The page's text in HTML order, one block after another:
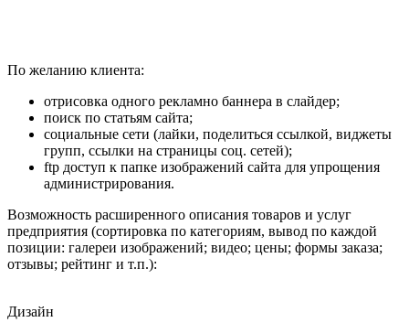
По желанию клиента:
отрисовка одного рекламно баннера в слайдер;
поиск по статьям сайта;
социальные сети (лайки, поделиться ссылкой, виджеты
групп, ссылки на страницы соц. сетей);
ftp доступ к папке изображений сайта для упрощения
администрирования.
Возможность расширенного описания товаров и услуг
предприятия (сортировка по категориям, вывод по каждой
позиции: галереи изображений; видео; цены; формы заказа;
отзывы; рейтинг и т.п.):
Дизайн